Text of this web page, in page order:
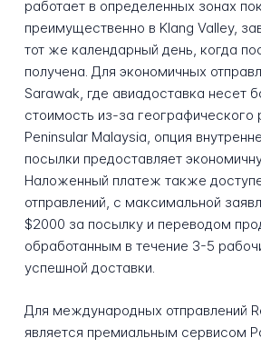
работает в определенных зонах
преимущественно в Klang Valley,
тот же календарный день, когда
получена. Для экономичных
Sarawak, где авиадоставка несет
стоимость из-за географического
Peninsular Malaysia, опция
посылки предоставляет
Наложенный платеж также
отправлений, с максимальной
$2000 за посылку и переводом
обработанным в течение 3-5
успешной доставки.
Для международных отправлений
является премиальным сервисом